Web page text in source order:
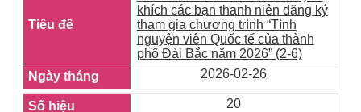
khích các bạn thanh niên đăng ký
tham gia chương trình “Tình
nguyện viên Quốc tế của thành
phố Đài Bắc năm 2026” (2-6)
2026-02-26
20